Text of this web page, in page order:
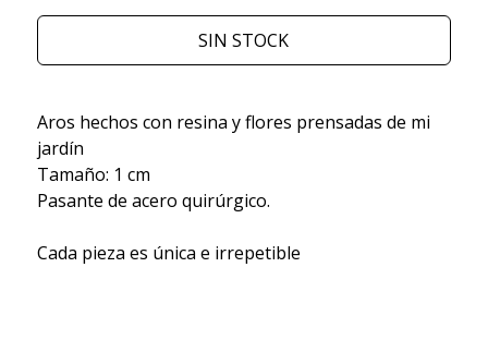
SIN STOCK
Aros hechos con resina y flores prensadas de mi
jardín
Tamaño: 1 cm
Pasante de acero quirúrgico.
Cada pieza es única e irrepetible